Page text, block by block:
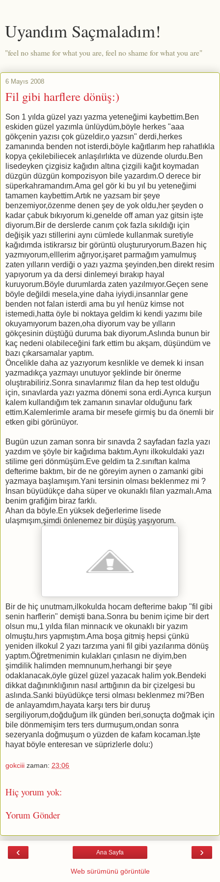
Uyandım Saçmaladım!
"feel no shame for what you are, feel no shame for what you are"
6 Mayıs 2008
Fil gibi harflere dönüş:)
Son 1 yılda güzel yazı yazma yeteneğimi kaybettim.Ben
eskiden güzel yazımla ünlüydüm,böyle herkes "aaa
gökçenin yazısı çok güzeldir,o yazsın" derdi,herkes
zamanında benden not isterdi,böyle kağıtlarım hep rahatlıkla
kopya çekilebiliecek anlaşılırlıkta ve düzende olurdu.Ben
lisedeyken çizgisiz kağıdın altına çizgili kağıt koymadan
düzgün düzgün kompozisyon bile yazardım.O derece bir
süperkahramandım.Ama gel gör ki bu yıl bu yeteneğimi
tamamen kaybettim.Artık ne yazsam bir şeye
benzemiyor,özenme denen şey de yok oldu,her şeyden o
kadar çabuk bıkıyorum ki,genelde off aman yaz gitsin işte
diyorum.Bir de derslerde canım çok fazla sıkıldığı için
değişik yazı stillerini aynı cümlede kullanmak suretiyle
kağıdımda istikrarsız bir görüntü oluştururyorum.Bazen hiç
yazmıyorum,elllerim ağrıyor,işaret parmağım yamulmuş
zaten yılların verdiği o yazı yazma şeyinden,ben direkt resim
yapıyorum ya da dersi dinlemeyi bırakıp hayal
kuruyorum.Böyle durumlarda zaten yazılmıyor.Geçen sene
böyle değildi mesela,yine daha iyiydi,insannlar gene
benden not falan isterdi ama bu yıl henüz kimse not
istemedi,hatta öyle bi noktaya geldim ki kendi yazımı bile
okuyamıyorum bazen,oha diyorum vay be yılların
gökçesinin düştüğü duruma bak diyorum.Aslında bunun bir
kaç nedeni olabileceğini fark ettim bu akşam, düşündüm ve
bazı çıkarsamalar yaptım.
Öncelikle daha az yazıyorum kesnlikle ve demek ki insan
yazmadıkça yazmayı unutuyor şeklinde bir önerme
oluştırabiliriz.Sonra sınavlarımız filan da hep test olduğu
için, sınavlarda yazı yazma dönemi sona erdi.Ayrıca kurşun
kalem kullandığım tek zamanın sınavlar olduğunu fark
ettim.Kalemlerimle arama bir mesefe girmiş bu da önemli bir
etken gibi görünüyor.
Bugün uzun zaman sonra bir sınavda 2 sayfadan fazla yazı
yazdım ve şöyle bir kağıdıma baktım.Aynı ilkokuldaki yazı
stilime geri dönmüşüm.Eve geldim ta 2.sınıftan kalma
defterime baktım, bir de ne göreyim aynen o zamanki gibi
yazmaya başlamışım.Yani tersinin olması beklenmez mi ?
İnsan büyüdükçe daha süper ve okunaklı filan yazmalı.Ama
benim grafiğim biraz farklı.
Ahan da böyle.En yüksek değerlerime lisede
ulaşmışım,şimdi önlenemez bir düşüş yaşıyorum.
Bir de hiç unutmam,ilkokulda hocam defterime bakıp "fil gibi
senin harflerin" demişti bana.Sonra bu benim içime bir dert
olsun mu,1 yılda filan minnacık ve okunaklı bir yazım
olmuştu,hırs yapmıştım.Ama boşa gitmiş hepsi çünkü
yeniden ilkokul 2 yazı tarzıma yani fil gibi yazılarıma dönüş
yaptım.Öğretmenimin kulakları çınlasın ne diyim,ben
şimdilik halimden memnunum,herhangi bir şeye
odaklanacak,öyle güzel güzel yazacak halim yok.Bendeki
dikkat dağınınklığının nasıl arttığının da bir çizelgesi bu
aslında.Sanki büyüdükçe tersi olması beklenmez mi?Ben
de anlayamdım,hayata karşı ters bir duruş
sergiliyorum,doğduğum ilk günden beri,sonuçta doğmak için
bile dönmemişim ters ters durmuşum,ondan sonra
sezeryanla doğmuşum o yüzden de kafam kocaman.İşte
hayat böyle enteresan ve süprizlerle dolu:)
gokciii zaman: 23:06
Hiç yorum yok:
Yorum Gönder
‹ ›
Ana Sayfa
Web sürümünü görüntüle